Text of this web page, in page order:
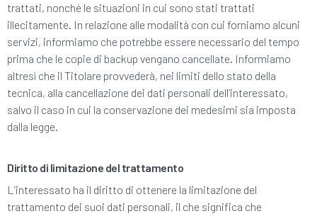
trattati, nonché le situazioni in cui sono stati trattati
illecitamente. In relazione alle modalità con cui forniamo alcuni
servizi, informiamo che potrebbe essere necessario del tempo
prima che le copie di backup vengano cancellate. Informiamo
altresì che il Titolare provvederà, nei limiti dello stato della
tecnica, alla cancellazione dei dati personali dell’interessato,
salvo il caso in cui la conservazione dei medesimi sia imposta
dalla legge.
Diritto di limitazione del trattamento
L’interessato ha il diritto di ottenere la limitazione del
trattamento dei suoi dati personali, il che significa che